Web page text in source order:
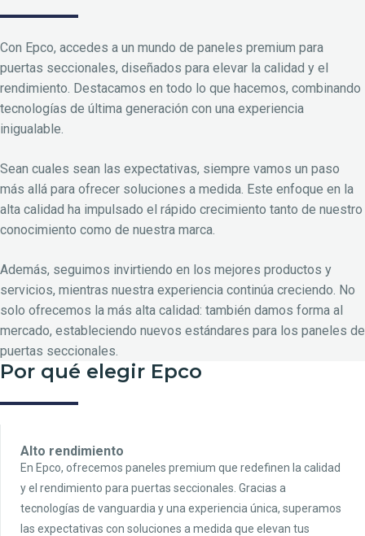
Con Epco, accedes a un mundo de paneles premium para
puertas seccionales, diseñados para elevar la calidad y el
rendimiento. Destacamos en todo lo que hacemos, combinando
tecnologías de última generación con una experiencia
inigualable.
Sean cuales sean las expectativas, siempre vamos un paso
más allá para ofrecer soluciones a medida. Este enfoque en la
alta calidad ha impulsado el rápido crecimiento tanto de nuestro
conocimiento como de nuestra marca.
Además, seguimos invirtiendo en los mejores productos y
servicios, mientras nuestra experiencia continúa creciendo. No
solo ofrecemos la más alta calidad: también damos forma al
mercado, estableciendo nuevos estándares para los paneles de
puertas seccionales.
Por qué elegir Epco
Alto rendimiento
En Epco, ofrecemos paneles premium que redefinen la calidad
y el rendimiento para puertas seccionales. Gracias a
tecnologías de vanguardia y una experiencia única, superamos
las expectativas con soluciones a medida que elevan tus